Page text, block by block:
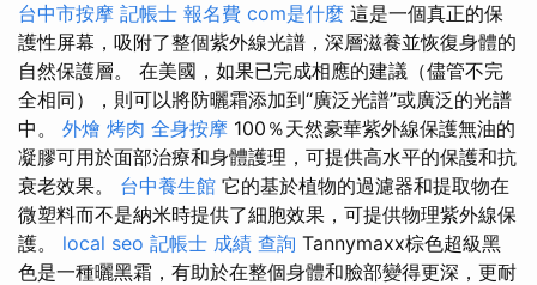
台中市按摩 記帳士 報名費 com是什麼 這是一個真正的保
護性屏幕，吸附了整個紫外線光譜，深層滋養並恢復身體的
自然保護層。 在美國，如果已完成相應的建議（儘管不完
全相同），則可以將防曬霜添加到“廣泛光譜”或廣泛的光譜
中。 外燴 烤肉 全身按摩 100％天然豪華紫外線保護無油的
凝膠可用於面部治療和身體護理，可提供高水平的保護和抗
衰老效果。 台中養生館 它的基於植物的過濾器和提取物在
微塑料而不是納米時提供了細胞效果，可提供物理紫外線保
護。 local seo 記帳士 成績 查詢 Tannymaxx棕色超級黑
色是一種曬黑霜，有助於在整個身體和臉部變得更深，更耐